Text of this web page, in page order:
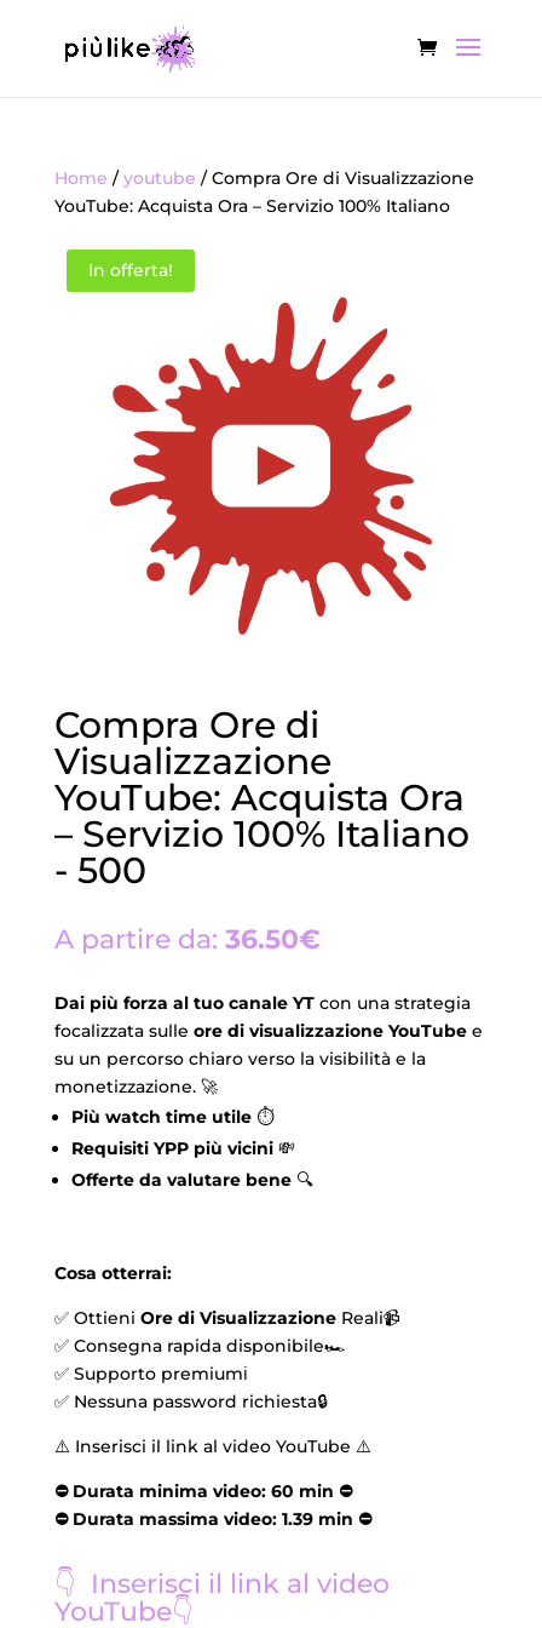
Home /youtube / Compra Ore di Visualizzazione
YouTube: Acquista Ora – Servizio 100% Italiano
In offerta!
Compra Ore di
Visualizzazione
YouTube: Acquista Ora
– Servizio 100% Italiano
- 500
A partire da: 36.50€
Dai più forza al tuo canale YTcon una strategia
focalizzata sulle ore di visualizzazione YouTubee
su un percorso chiaro verso la visibilità e la
monetizzazione. 🚀
Più watch time utile⏱️
Requisiti YPP più vicini💸
Offerte da valutare bene🔍
Cosa otterrai:
✅ Ottieni Ore di VisualizzazioneReali📹
✅ Consegna rapida disponibile🏎️
✅ Supporto premiumℹ️
✅ Nessuna password richiesta🔒
⚠️ Inserisci il link al video YouTube ⚠️
⛔️ Durata minima video: 60 min ⛔️
⛔️ Durata massima video: 1.39 min ⛔️
👇 Inserisci il link al video
YouTube👇